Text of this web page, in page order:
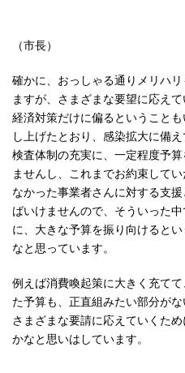
（市長）
確かに、おっしゃる通りメリハ
ますが、さまざまな要望に応え
経済対策だけに偏るということ
し上げたとおり、感染拡大に備
検査体制の充実に、一定程度予
ませんし、これまでお約束して
なかった事業者さんに対する支
ばいけませんので、そういった
に、大きな予算を振り向けると
なと思っています。
例えば消費喚起策に大きく充て
た予算も、正直組みたい部分が
さまざまな要請に応えていくた
かなと思いはしています。